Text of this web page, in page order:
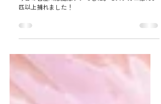
10月26日の古座川 鮎の釣果
匹以上捕れました！